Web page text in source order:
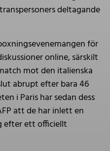
deltagande
för
online, särskilt
mot den italienska
abrupt efter bara 46
i Paris har sedan dess
att de har inlett en
efter ett officiellt